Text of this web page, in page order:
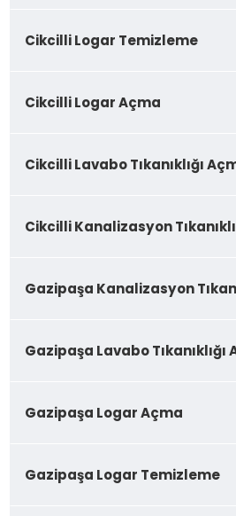
Cikcilli Logar Temizleme
Cikcilli Logar Açma
Cikcilli Lavabo Tıkanıklığı
Cikcilli Kanalizasyon
Gazipaşa Kanalizasyon
Gazipaşa Lavabo Tıkanıklığı
Gazipaşa Logar Açma
Gazipaşa Logar Temizleme